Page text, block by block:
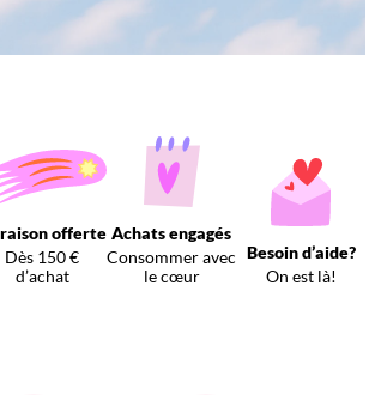
offerte
Dès 150 €
d’achat
Achats engagés
Consommer avec
le cœur
Besoin d’aide?
On est là!